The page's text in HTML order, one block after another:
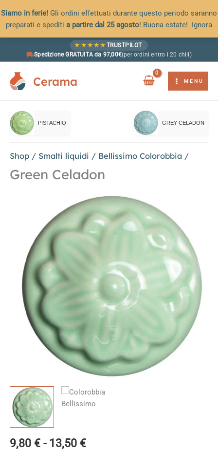
Siamo in ferie! Gli ordini effettuati durante questo periodo saranno
preparati e spediti a partire dal 25 agosto! Buona estate! Ignora
★ ★ ★ ★ ★ TRUSTPILOT
Spedizione GRATUITA da 97,00€(per ordini entro i 20 chili)
Cerama MENU
PISTACHIO GREY CELADON
Shop / Smalti liquidi / Bellissimo Colorobbia /
Green Celadon
9,80 € - 13,50 €Fascia